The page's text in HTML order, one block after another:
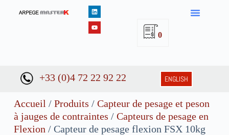
0
+33 (0)4 72 22 92 22 ENGLISH
Accueil / Produits / Capteur de pesage et peson
à jauges de contraintes / Capteurs de pesage en
Flexion / Capteur de pesage flexion FSX 10kg